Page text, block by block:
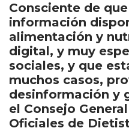
Consciente de
información
alimentación y
digital, y muy
sociales, y que
muchos casos,
desinformación y
el Consejo
Oficiales de